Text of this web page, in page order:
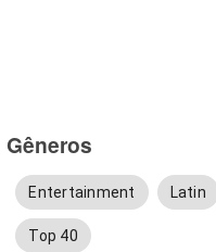
Gêneros
Entertainment Latin
Top 40